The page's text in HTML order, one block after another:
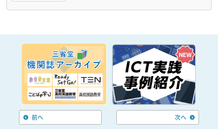
前へ 次へ